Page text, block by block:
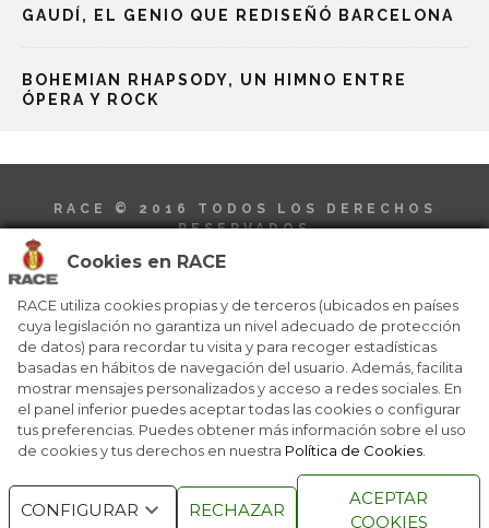
Cookies en RACE
RACE utiliza cookies propias y de terceros (ubicados en países
cuya legislación no garantiza un nivel adecuado de protección
de datos) para recordar tu visita y para recoger estadísticas
basadas en hábitos de navegación del usuario. Además, facilita
mostrar mensajes personalizados y acceso a redes sociales. En
el panel inferior puedes aceptar todas las cookies o configurar
tus preferencias. Puedes obtener más información sobre el uso
de cookies y tus derechos en nuestra Política de Cookies
CONFIGURAR RECHAZAR
ACEPTAR
COOKIES
GAUDÍ, EL GENIO QUE REDISEÑÓ BARCELONA
BOHEMIAN RHAPSODY, UN HIMNO ENTRE
ÓPERA Y ROCK
RACE © 2016
TODOS LOS DERECHOS
RESERVADOS
QUIENES SOMOS
NÚMEROS ANTERIORES
CONTACTO
AVISO LEGAL
POLÍTICA DE COOKIES